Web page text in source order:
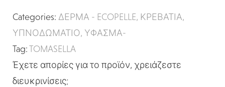
Categories: ΔΕΡΜΑ - ECOPELLE, ΚΡΕΒΑΤΙΑ,
ΥΠΝΟΔΩΜΑΤΙΟ, ΥΦΑΣΜΑ-
Tag: TOMASELLA
Έχετε απορίες για το προϊόν, χρειάζεστε
διευκρινίσεις;